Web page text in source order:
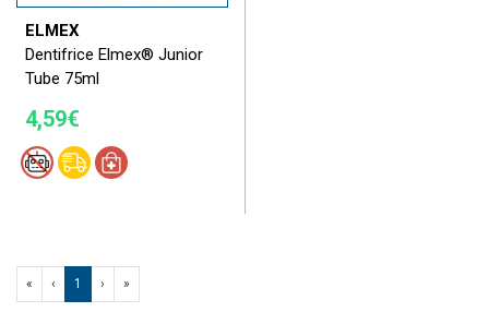
ELMEX
Dentifrice Elmex® Junior
Tube 75ml
4,59€
« ‹ 1 › »